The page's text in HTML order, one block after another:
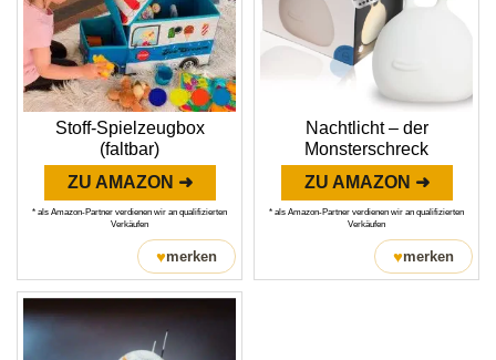
Stoff-Spielzeugbox
(faltbar)
ZU AMAZON ➜
* als Amazon-Partner verdienen wir an qualifizierten
Verkäufen
♥merken
Nachtlicht – der
Monsterschreck
ZU AMAZON ➜
* als Amazon-Partner verdienen wir an qualifizierten
Verkäufen
♥merken